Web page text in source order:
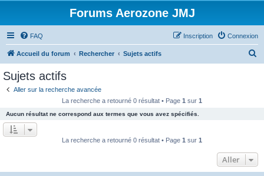
Forums Aerozone JMJ
FAQ Connexion
Inscription
Accueil du forum Rechercher Sujets actifs
e
Sujets actifs
Aller sur la recherche avancée
La recherche a retourné 0 résultat • Page 1 sur 1
Aucun résultat ne correspond aux termes que vous avez spécifiés.
La recherche a retourné 0 résultat • Page 1 sur 1
Aller